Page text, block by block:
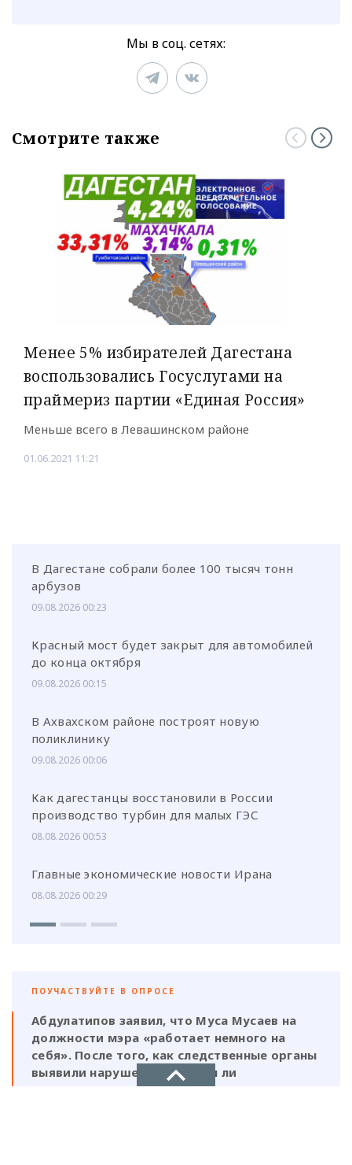
Мы в соц. сетях:
Смотрите также
Менее 5% избирателей Дагестана
воспользовались Госуслугами на
праймериз партии «Единая Россия»
Меньше всего в Левашинском районе
01.06.2021 11:21
В Дагестане собрали более 100 тысяч тонн
арбузов
09.08.2026 00:23
Красный мост будет закрыт для автомобилей
до конца октября
09.08.2026 00:15
В Ахвахском районе построят новую
поликлинику
09.08.2026 00:06
Как дагестанцы восстановили в России
производство турбин для малых ГЭС
08.08.2026 00:53
Главные экономические новости Ирана
08.08.2026 00:29
ПОУЧАСТВУЙТЕ В ОПРОСЕ
Абдулатипов заявил, что Муса Мусаев на
должности мэра «работает немного на
себя». После того, как следственные органы
выявили нарушения, должен ли
ответственность нести и сам глава,